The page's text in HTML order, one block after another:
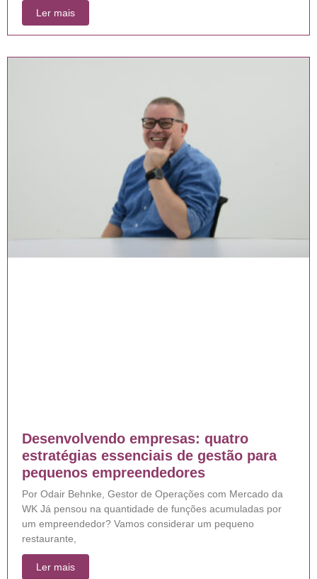
Ler mais
Desenvolvendo empresas: quatro
estratégias essenciais de gestão para
pequenos empreendedores
Por Odair Behnke, Gestor de Operações com Mercado da
WK Já pensou na quantidade de funções acumuladas por
um empreendedor? Vamos considerar um pequeno
restaurante,
Ler mais